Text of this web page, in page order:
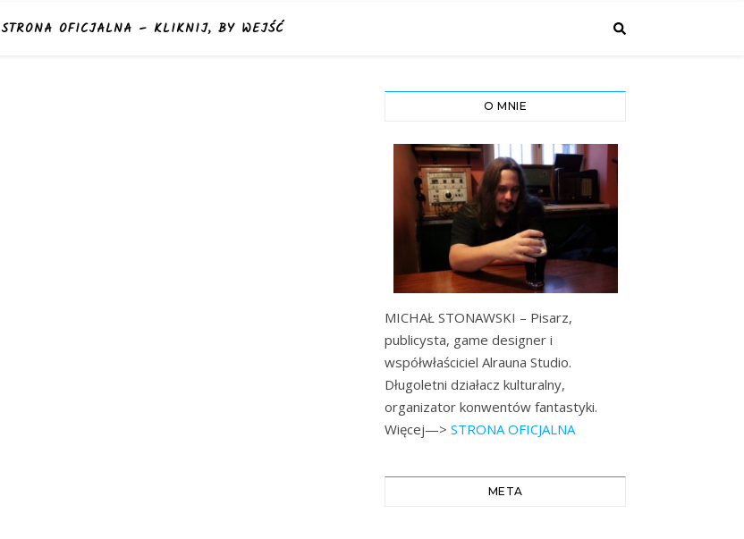
STRONA OFICJALNA – KLIKNIJ, BY WEJŚĆ
O MNIE
MICHAŁ STONAWSKI – Pisarz,
publicysta, game designer i
współwłaściciel Alrauna Studio.
Długoletni działacz kulturalny,
organizator konwentów fantastyki.
Więcej—> STRONA OFICJALNA
META